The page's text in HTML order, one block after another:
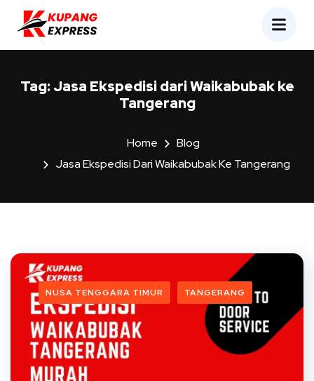
Tag:Jasa Ekspedisi dari Waikabubak ke
Tangerang
Home
Blog
Jasa Ekspedisi Dari Waikabubak Ke Tangerang
NUSA TENGGARA TIMUR TANGERANG